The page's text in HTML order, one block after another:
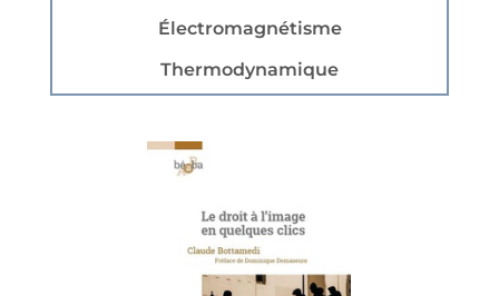
Électromagnétisme
Thermodynamique